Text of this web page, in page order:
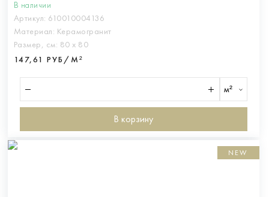
В наличии
Артикул: 610010004136
Материал: Керамогранит
Размер, см: 80 х 80
147,61 РУБ/М²
м²
В корзину
NEW